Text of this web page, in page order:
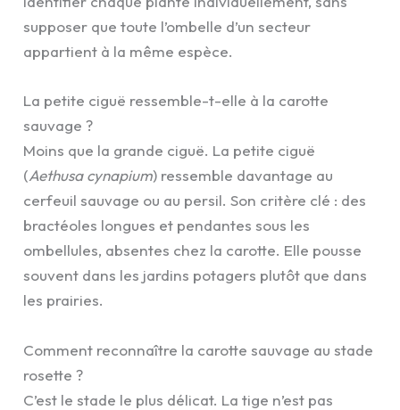
supposer que toute l’ombelle d’un secteur
appartient à la même espèce.
La petite ciguë ressemble-t-elle à la carotte
sauvage ?
Moins que la grande ciguë. La petite ciguë
(Aethusa cynapium) ressemble davantage au
cerfeuil sauvage ou au persil. Son critère clé : des
bractéoles longues et pendantes sous les
ombellules, absentes chez la carotte. Elle pousse
souvent dans les jardins potagers plutôt que dans
les prairies.
Comment reconnaître la carotte sauvage au stade
rosette ?
C’est le stade le plus délicat. La tige n’est pas